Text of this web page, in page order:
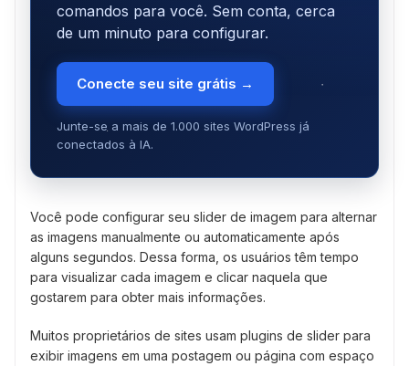
comandos para você. Sem conta, cerca
de um minuto para configurar.
Conecte seu site grátis →
Junte-se a mais de 1.000 sites WordPress já
conectados à IA.
Você pode configurar seu slider de imagem para alternar
as imagens manualmente ou automaticamente após
alguns segundos. Dessa forma, os usuários têm tempo
para visualizar cada imagem e clicar naquela que
gostarem para obter mais informações.
Muitos proprietários de sites usam plugins de slider para
exibir imagens em uma postagem ou página com espaço